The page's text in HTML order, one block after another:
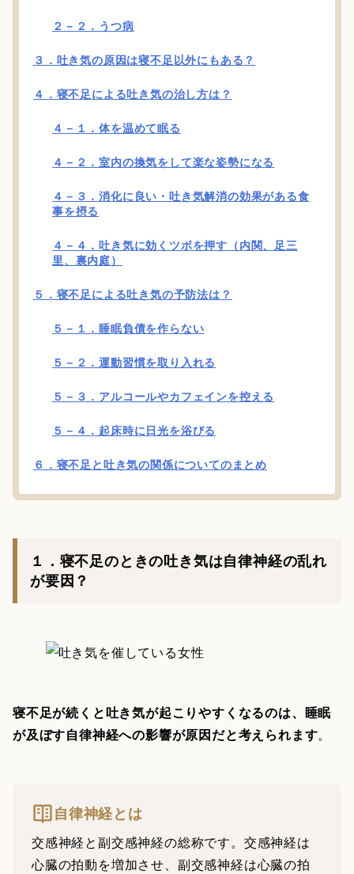
２－２．うつ病
３．吐き気の原因は寝不足以外にもある？
４．寝不足による吐き気の治し方は？
４－１．体を温めて眠る
４－２．室内の換気をして楽な姿勢になる
４－３．消化に良い・吐き気解消の効果がある食
事を摂る
４－４．吐き気に効くツボを押す（内関、足三
里、裏内庭）
５．寝不足による吐き気の予防法は？
５－１．睡眠負債を作らない
５－２．運動習慣を取り入れる
５－３．アルコールやカフェインを控える
５－４．起床時に日光を浴びる
６．寝不足と吐き気の関係についてのまとめ
１．寝不足のときの吐き気は自律神経の乱れ
が要因？
寝不足が続くと吐き気が起こりやすくなるのは、睡眠
が及ぼす自律神経への影響が原因だと考えられます。
自律神経とは
交感神経と副交感神経の総称です。交感神経は
心臓の拍動を増加させ、副交感神経は心臓の拍